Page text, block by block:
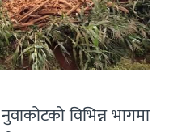
विभिन्न भागमा